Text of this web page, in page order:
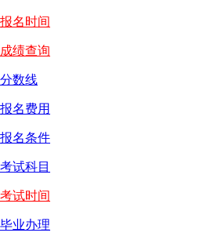
名时间
绩查询
数线
名费用
名条件
试科目
试时间
业办理